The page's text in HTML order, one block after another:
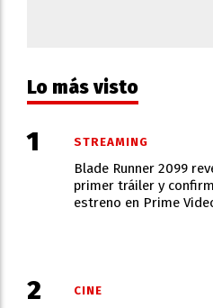
Lo más visto
Blade Runner 2099
primer tráiler y
estreno en Prime
STREAMING
CINE